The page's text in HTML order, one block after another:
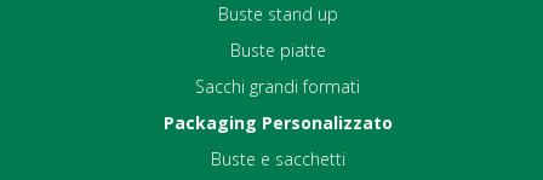
Buste stand up
Buste piatte
Sacchi grandi formati
Packaging Personalizzato
Buste e sacchetti